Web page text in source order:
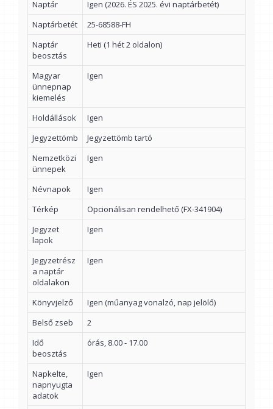
Naptár
Igen (2026. ÉS 2025. évi naptárbetét)
Naptárbetét
25-68588-FH
Naptár
beosztás
Heti (1 hét 2 oldalon)
Magyar
ünnepnap
kiemelés
Igen
Holdállások
Igen
Jegyzettömb
Jegyzettömb tartó
Nemzetközi
ünnepek
Igen
Névnapok
Igen
Térkép
Opcionálisan rendelhető (FX-341904)
Jegyzet
lapok
Igen
Jegyzetrész
a naptár
oldalakon
Igen
Könyvjelző
Igen (műanyag vonalzó, nap jelölő)
Belső zseb
2
Idő
beosztás
órás, 8.00 - 17.00
Napkelte,
napnyugta
adatok
Igen